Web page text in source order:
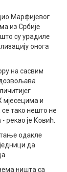
Марфијевог
из Србије
су урадиле
онога
на сасвим
мјесецима и
тако нешто не
рекао је Ковић.
одакле
да
ништа са